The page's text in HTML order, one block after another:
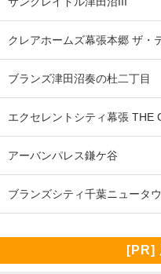
しやすい。
都内に出るにも便利。
マンションの住人が横断
危ないし良くない光景。
クレアホームズ幕張本郷 ザ・
ブランズ津田沼奏の杜二丁目
エクセレントシティ幕張 THE
アーバンパレス鎌ケ谷
ブランズシティ千葉ニュータ
[PR]